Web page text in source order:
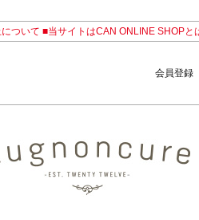
ついて ■当サイトはCAN ONLINE SHOPと
会員登録